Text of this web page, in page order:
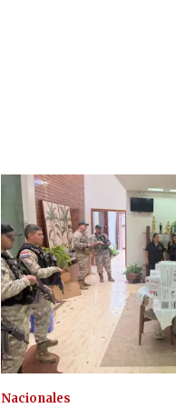
Nacionales